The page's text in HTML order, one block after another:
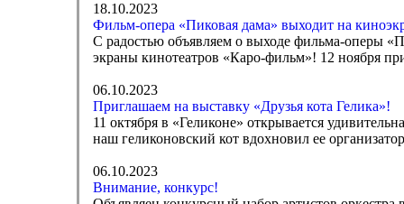
18.10.2023
Фильм-опера «Пиковая дама» выходит на
С радостью объявляем о выходе фильма-оперы
экраны кинотеатров «Каро-фильм»! 12 ноября
06.10.2023
Приглашаем на выставку «Друзья кота Гелика»!
11 октября в «Геликоне» открывается
наш геликоновский кот вдохновил ее
06.10.2023
Внимание, конкурс!